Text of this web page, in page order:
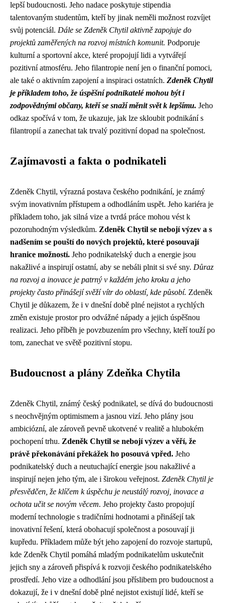
lepší budoucnosti. Jeho nadace poskytuje stipendia
talentovaným studentům, kteří by jinak neměli možnost rozvíjet
svůj potenciál. Dále se Zdeněk Chytil aktivně zapojuje do
projektů zaměřených na rozvoj místních komunit. Podporuje
kulturní a sportovní akce, které propojují lidi a vytvářejí
pozitivní atmosféru. Jeho filantropie není jen o finanční pomoci,
ale také o aktivním zapojení a inspiraci ostatních. Zdeněk Chytil
je příkladem toho, že úspěšní podnikatelé mohou být i
zodpovědnými občany, kteří se snaží měnit svět k lepšímu. Jeho
odkaz spočívá v tom, že ukazuje, jak lze skloubit podnikání s
filantropií a zanechat tak trvalý pozitivní dopad na společnost.
Zajímavosti a fakta o podnikateli
Zdeněk Chytil, výrazná postava českého podnikání, je známý
svým inovativním přístupem a odhodláním uspět. Jeho kariéra je
příkladem toho, jak silná vize a tvrdá práce mohou vést k
pozoruhodným výsledkům. Zdeněk Chytil se nebojí výzev a s
nadšením se pouští do nových projektů, které posouvají
hranice možností. Jeho podnikatelský duch a energie jsou
nakažlivé a inspirují ostatní, aby se nebáli plnit si své sny. Důraz
na rozvoj a inovace je patrný v každém jeho kroku a jeho
projekty často přinášejí svěží vítr do oblastí, kde působí. Zdeněk
Chytil je důkazem, že i v dnešní době plné nejistot a rychlých
změn existuje prostor pro odvážné nápady a jejich úspěšnou
realizaci. Jeho příběh je povzbuzením pro všechny, kteří touží po
tom, zanechat ve světě pozitivní stopu.
Budoucnost a plány Zdeňka Chytila
Zdeněk Chytil, známý český podnikatel, se dívá do budoucnosti
s neochvějným optimismem a jasnou vizí. Jeho plány jsou
ambiciózní, ale zároveň pevně ukotvené v realitě a hlubokém
pochopení trhu. Zdeněk Chytil se nebojí výzev a věří, že
právě překonávání překážek ho posouvá vpřed. Jeho
podnikatelský duch a neutuchající energie jsou nakažlivé a
inspirují nejen jeho tým, ale i širokou veřejnost. Zdeněk Chytil je
přesvědčen, že klíčem k úspěchu je neustálý rozvoj, inovace a
ochota učit se novým věcem. Jeho projekty často propojují
moderní technologie s tradičními hodnotami a přinášejí tak
inovativní řešení, která obohacují společnost a posouvají ji
kupředu. Příkladem může být jeho zapojení do rozvoje startupů,
kde Zdeněk Chytil pomáhá mladým podnikatelům uskutečnit
jejich sny a zároveň přispívá k rozvoji českého podnikatelského
prostředí. Jeho vize a odhodlání jsou příslibem pro budoucnost a
dokazují, že i v dnešní době plné nejistot existují lidé, kteří se